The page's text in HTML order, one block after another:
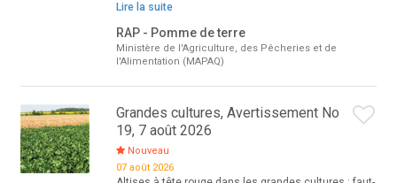
Lire la suite
RAP - Pomme de terre
Ministère de l'Agriculture, des Pêcheries et de
l'Alimentation (MAPAQ)
Grandes cultures, Avertissement No
19, 7 août 2026
Nouveau
07 août 2026